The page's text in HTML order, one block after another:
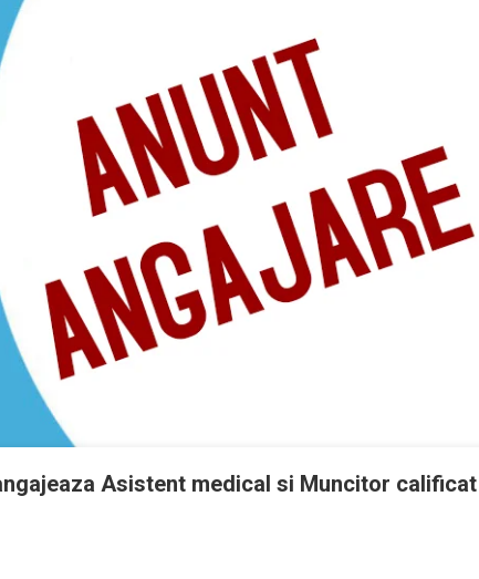
Asistent medical si Muncitor calificat